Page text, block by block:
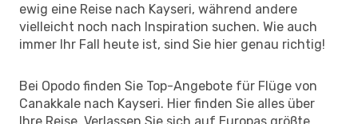
ewig eine Reise nach Kayseri, während andere
vielleicht noch nach Inspiration suchen. Wie auch
immer Ihr Fall heute ist, sind Sie hier genau richtig!
Bei Opodo finden Sie Top-Angebote für Flüge von
Canakkale nach Kayseri. Hier finden Sie alles über